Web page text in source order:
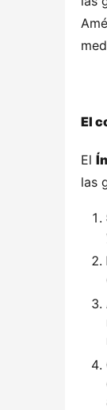
El
El
las